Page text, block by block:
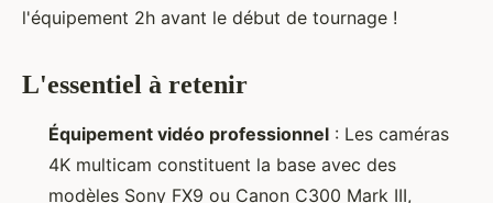
l'équipement 2h avant le début de tournage !
L'essentiel à retenir
Équipement vidéo professionnel : Les caméras
4K multicam constituent la base avec des
modèles Sony FX9 ou Canon C300 Mark III,